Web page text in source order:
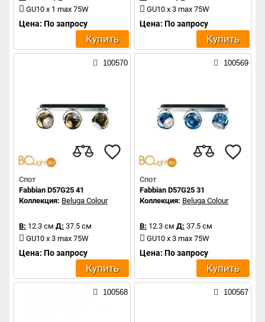
GU10 x 1 max 75W
Цена: По запросу
Купить
GU10 x 3 max 75W
Цена: По запросу
Купить
100570
Спот
Fabbian D57G25 41
Коллекция: Beluga Colour
В: 12.3 см Д: 37.5 см
GU10 x 3 max 75W
Цена: По запросу
Купить
100569
Спот
Fabbian D57G25 31
Коллекция: Beluga Colour
В: 12.3 см Д: 37.5 см
GU10 x 3 max 75W
Цена: По запросу
Купить
100568 100567